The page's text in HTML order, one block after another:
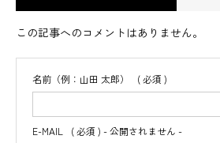
この記事へのコメントはありません。
名前（例：山田 太郎） ( 必須 )
E-MAIL ( 必須 ) - 公開されません -